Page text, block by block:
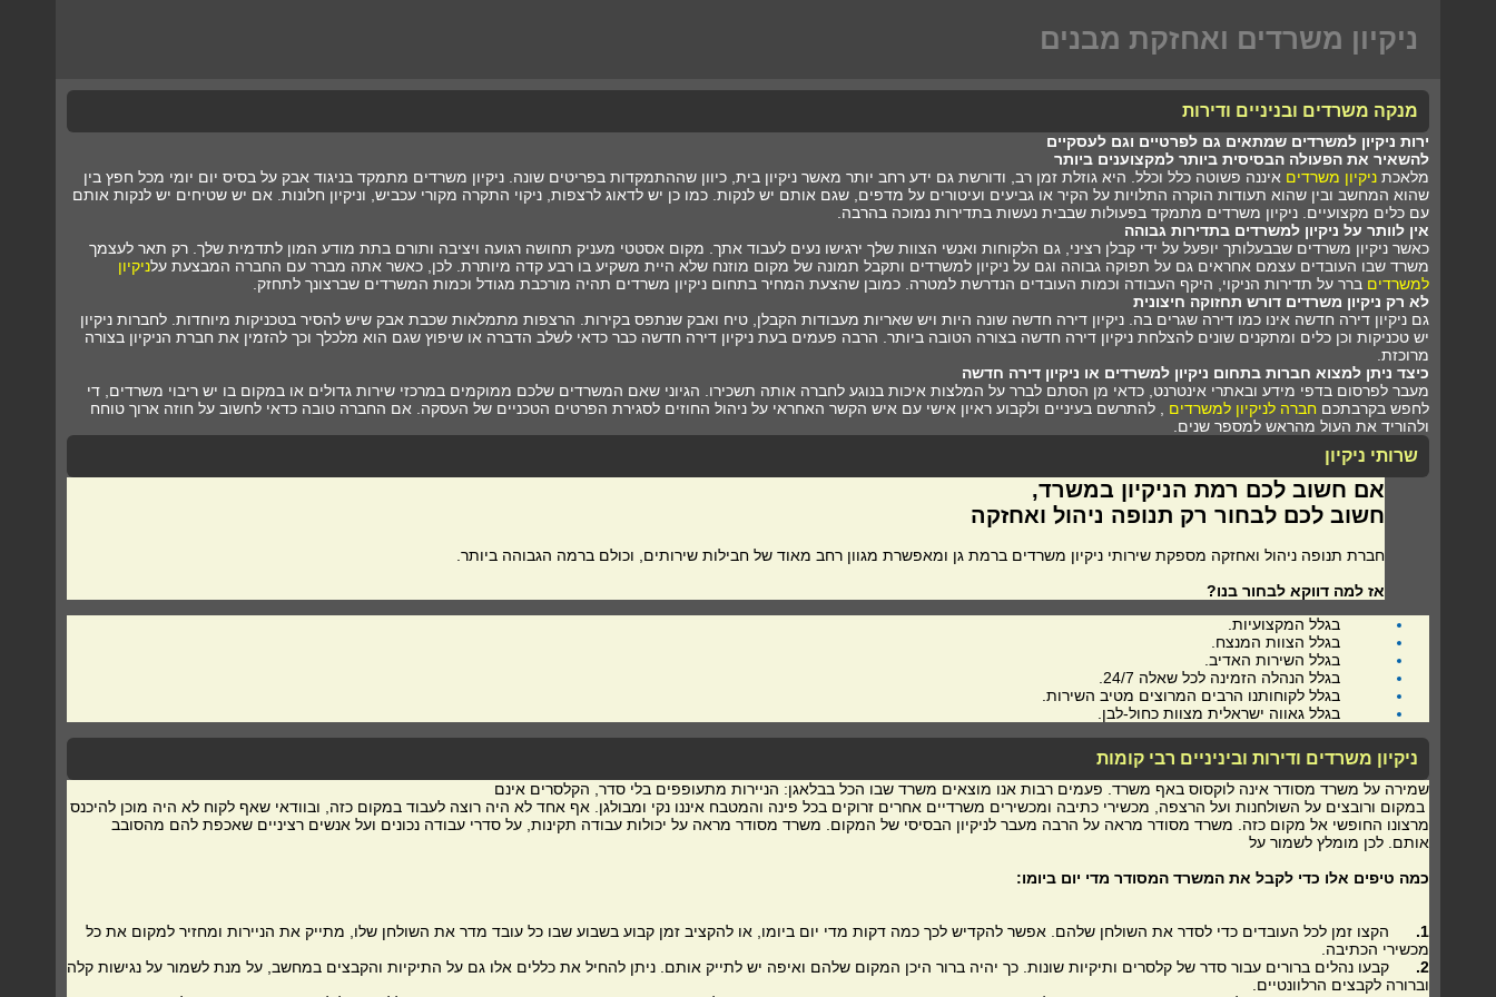
ניקיון משרדים ואחזקת מבנים
מנקה משרדים ובניניים ודירות
ירות ניקיון למשרדים שמתאים גם לפרטיים וגם לעסקיים
להשאיר את הפעולה הבסיסית ביותר למקצוענים ביותר
מלאכת ניקיון משרדים איננה פשוטה כלל וכלל. היא גוזלת זמן רב, ודורשת גם ידע רחב יותר מאשר ניקיון בית, כיוון שההתמקדות בפריטים שונה. ניקיון משרדים מתמקד בניגוד אבק על בסיס יום יומי מכל חפץ בין
שהוא המחשב ובין שהוא תעודות הוקרה התלויות על הקיר או גביעים ועיטורים על מדפים, שגם אותם יש לנקות. כמו כן יש לדאוג לרצפות, ניקוי התקרה מקורי עכביש, וניקיון חלונות. אם יש שטיחים יש לנקות אותם
עם כלים מקצועיים. ניקיון משרדים מתמקד בפעולות שבבית נעשות בתדירות נמוכה בהרבה.
אין לוותר על ניקיון למשרדים בתדירות גבוהה
כאשר ניקיון משרדים שבבעלותך יופעל על ידי קבלן רציני, גם הלקוחות ואנשי הצוות שלך ירגישו נעים לעבוד אתך. מקום אסטטי מעניק תחושה רגועה ויציבה ותורם בתת מודע המון לתדמית שלך. רק תאר לעצמך
משרד שבו העובדים עצמם אחראים גם על תפוקה גבוהה וגם על ניקיון למשרדים ותקבל תמונה של מקום מוזנח שלא היית משקיע בו רבע קדה מיותרת. לכן, כאשר אתה מברר עם החברה המבצעת עלניקיון
למשרדים ברר על תדירות הניקוי, היקף העבודה וכמות העובדים הנדרשת למטרה. כמובן שהצעת המחיר בתחום ניקיון משרדים תהיה מורכבת מגודל וכמות המשרדים שברצונך לתחזק.
לא רק ניקיון משרדים דורש תחזוקה חיצונית
גם ניקיון דירה חדשה אינו כמו דירה שגרים בה. ניקיון דירה חדשה שונה היות ויש שאריות מעבודות הקבלן, טיח ואבק שנתפס בקירות. הרצפות מתמלאות שכבת אבק שיש להסיר בטכניקות מיוחדות. לחברות ניקיון
יש טכניקות וכן כלים ומתקנים שונים להצלחת ניקיון דירה חדשה בצורה הטובה ביותר. הרבה פעמים בעת ניקיון דירה חדשה כבר כדאי לשלב הדברה או שיפוץ שגם הוא מלכלך וכך להזמין את חברת הניקיון בצורה
מרוכזת.
כיצד ניתן למצוא חברות בתחום ניקיון למשרדים או ניקיון דירה חדשה
מעבר לפרסום בדפי מידע ובאתרי אינטרנט, כדאי מן הסתם לברר על המלצות איכות בנוגע לחברה אותה תשכירו. הגיוני שאם המשרדים שלכם ממוקמים במרכזי שירות גדולים או במקום בו יש ריבוי משרדים, די
לחפש בקרבתכם חברה לניקיון למשרדים , להתרשם בעיניים ולקבוע ראיון אישי עם איש הקשר האחראי על ניהול החוזים לסגירת הפרטים הטכניים של העסקה. אם החברה טובה כדאי לחשוב על חוזה ארוך טוחח
ולהוריד את העול מהראש למספר שנים.
שרותי ניקיון
אם חשוב לכם רמת הניקיון במשרד,
חשוב לכם לבחור רק תנופה ניהול ואחזקה
חברת תנופה ניהול ואחזקה מספקת שירותי ניקיון משרדים ברמת גן ומאפשרת מגוון רחב מאוד של חבילות שירותים, וכולם ברמה הגבוהה ביותר.
אז למה דווקא לבחור בנו?
בגלל המקצועיות.
בגלל הצוות המנצח.
בגלל השירות האדיב.
בגלל הנהלה הזמינה לכל שאלה 24/7.
בגלל לקוחותנו הרבים המרוצים מטיב השירות.
בגלל גאווה ישראלית מצוות כחול-לבן.
ניקיון משרדים ודירות וביניניים רבי קומות
שמירה על משרד מסודר אינה לוקסוס באף משרד. פעמים רבות אנו מוצאים משרד שבו הכל בבלאגן: הניירות מתעופפים בלי סדר, הקלסרים אינם
במקום ורובצים על השולחנות ועל הרצפה, מכשירי כתיבה ומכשירים משרדיים אחרים זרוקים בכל פינה והמטבח איננו נקי ומבולגן. אף אחד לא היה רוצה לעבוד במקום כזה, ובוודאי שאף לקוח לא היה מוכן להיכנס
מרצונו החופשי אל מקום כזה. משרד מסודר מראה על הרבה מעבר לניקיון הבסיסי של המקום. משרד מסודר מראה על יכולות עבודה תקינות, על סדרי עבודה נכונים ועל אנשים רציניים שאכפת להם מהסובב
אותם. לכן מומלץ לשמור על
כמה טיפים אלו כדי לקבל את המשרד המסודר מדי יום ביומו:
1.
הקצו זמן לכל העובדים כדי לסדר את השולחן שלהם. אפשר להקדיש לכך כמה דקות מדי יום ביומו, או להקציב זמן קבוע בשבוע שבו כל עובד מדר את השולחן שלו, מתייק את הניירות ומחזיר למקום את כל
מכשירי הכתיבה.
2.
קבעו נהלים ברורים עבור סדר של קלסרים ותיקיות שונות. כך יהיה ברור היכן המקום שלהם ואיפה יש לתייק אותם. ניתן להחיל את כללים אלו גם על התיקיות והקבצים במחשב, על מנת לשמור על נגישות קלה
וברורה לקבצים הרלוונטיים.